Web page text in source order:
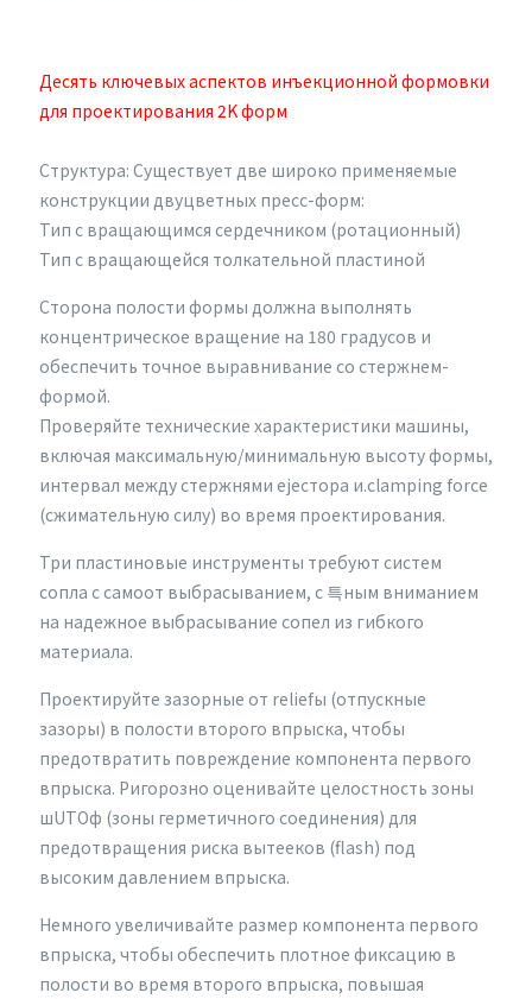
Десять ключевых аспектов инъекционной формовки
для проектирования 2K форм
Структура: Существует две широко применяемые
конструкции двуцветных пресс-форм:
Тип с вращающимся сердечником (ротационный)
Тип с вращающейся толкательной пластиной
Сторона полости формы должна выполнять
концентрическое вращение на 180 градусов и
обеспечить точное выравнивание со стержнем-
формой.
Проверяйте технические характеристики машины,
включая максимальную/минимальную высоту формы,
интервал между стержнями ejecтора и.clamping force
(сжимательную силу) во время проектирования.
Три пластиновые инструменты требуют систем
сопла с самоот выбрасыванием, с 특ным вниманием
на надежное выбрасывание сопел из гибкого
материала.
Проектируйте зазорные от reliefы (отпускные
зазоры) в полости второго впрыска, чтобы
предотвратить повреждение компонента первого
впрыска. Ригорозно оценивайте целостность зоны
шUTOф (зоны герметичного соединения) для
предотвращения риска вытееков (flash) под
высоким давлением впрыска.
Немного увеличивайте размер компонента первого
впрыска, чтобы обеспечить плотное фиксацию в
полости во время второго впрыска, повышая